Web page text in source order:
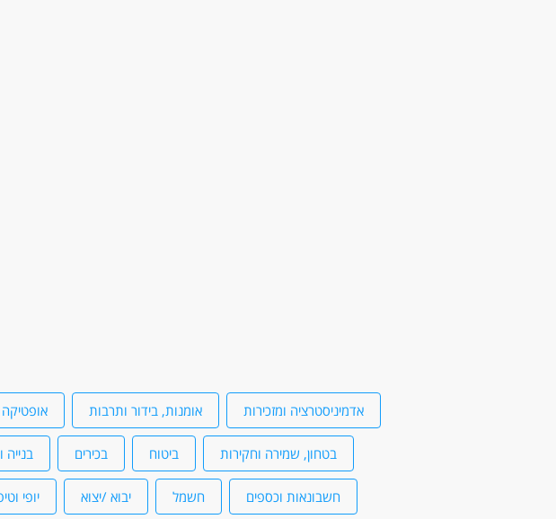
אדמיניסטרציה ומזכירות אומנות, בידור ותרבות אופטיקה
בטחון, שמירה וחקירות ביטוח בכירים בנייה
חשבונאות וכספים חשמל יבוא /יצוא יופי